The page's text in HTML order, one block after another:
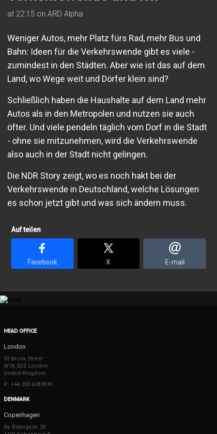
at 22:15 on ARD Alpha
Weniger Autos, mehr Platz fürs Rad, mehr Bus und
Bahn: Ideen für die Verkehrswende gibt es viele -
zumindest in den Städten. Aber wie ist das auf dem
Land, wo Wege weit und Dörfer klein sind?
Schließlich haben die Haushalte auf dem Land mehr
Autos als in den Metropolen und nutzen sie auch
öfter. Und viele pendeln täglich vom Dorf in die Stadt
- ohne sie mitzunehmen, wird die Verkehrswende
also auch in der Stadt nicht gelingen.
Die NDR Story zeigt, wo es noch hakt bei der
Verkehrswende in Deutschland, welche Lösungen
es schon jetzt gibt und was sich ändern muss.
Auf teilen
Facebook X E-mail
HEAD OFFICE
London
52 Brook Street
W1K 5DS London
United Kingdom
P: +44 203 608 8181
DENMARK
Copenhagen
Ny Østergade 20